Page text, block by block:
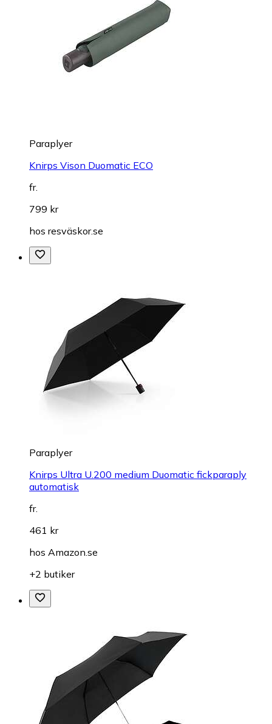
Paraplyer
Knirps Vison Duomatic ECO
fr.
799 kr
hos resväskor.se
Paraplyer
Knirps Ultra U.200 medium Duomatic fickparaply
automatisk
fr.
461 kr
hos Amazon.se
+2 butiker